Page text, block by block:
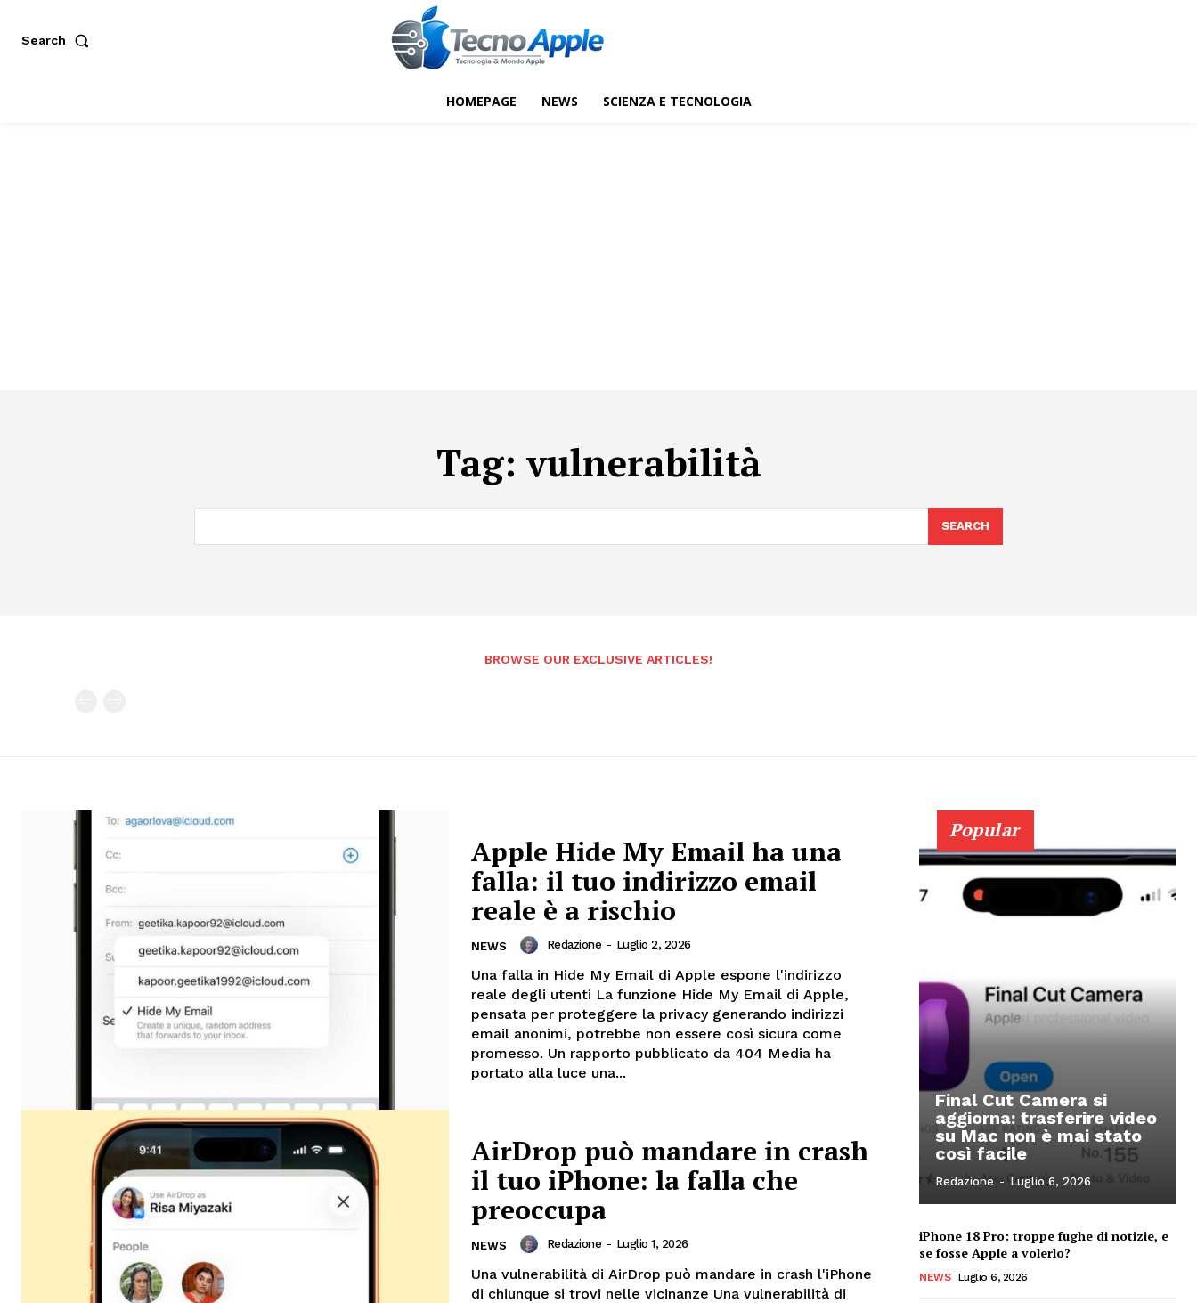
Search
HOMEPAGE NEWS SCIENZA E TECNOLOGIA
Tag: vulnerabilità
SEARCH
BROWSE OUR EXCLUSIVE ARTICLES!
Apple Hide My Email ha una
falla: il tuo indirizzo email
reale è a rischio
NEWS Redazione - Luglio 2, 2026
Una falla in Hide My Email di Apple espone l'indirizzo
reale degli utenti La funzione Hide My Email di Apple,
pensata per proteggere la privacy generando indirizzi
email anonimi, potrebbe non essere così sicura come
promesso. Un rapporto pubblicato da 404 Media ha
portato alla luce una...
AirDrop può mandare in crash
il tuo iPhone: la falla che
preoccupa
NEWS Redazione - Luglio 1, 2026
Una vulnerabilità di AirDrop può mandare in crash l'iPhone
di chiunque si trovi nelle vicinanze Una vulnerabilità di
Popular
Final Cut Camera si
aggiorna: trasferire video
su Mac non è mai stato
così facile
Redazione - Luglio 6, 2026
iPhone 18 Pro: troppe fughe di notizie, e
se fosse Apple a volerlo?
NEWS Luglio 6, 2026